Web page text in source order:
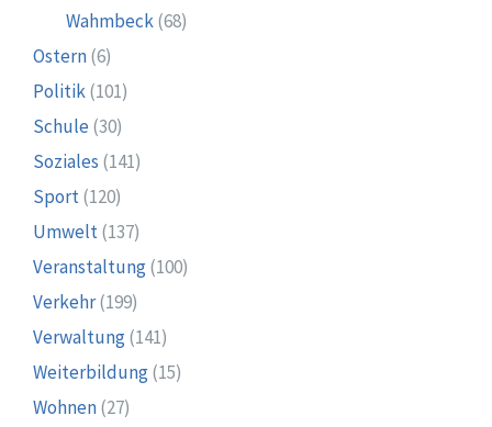
Wahmbeck(68)
Ostern(6)
Politik(101)
Schule (30)
Soziales (141)
Sport(120)
Umwelt(137)
Veranstaltung(100)
Verkehr(199)
Verwaltung(141)
Weiterbildung(15)
Wohnen(27)